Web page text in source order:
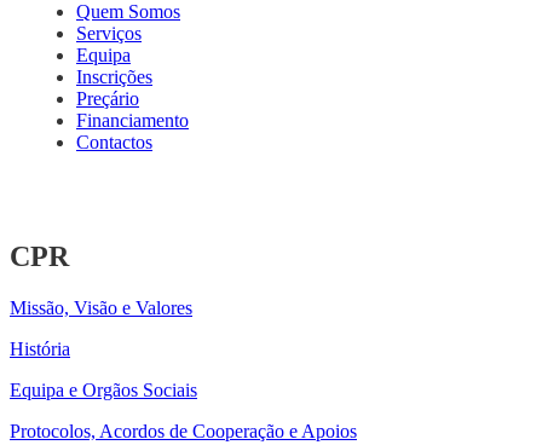
Quem Somos
Serviços
Equipa
Inscrições
Preçário
Financiamento
Contactos
CPR
Missão, Visão e Valores
História
Equipa e Orgãos Sociais
Protocolos, Acordos de Cooperação e Apoios